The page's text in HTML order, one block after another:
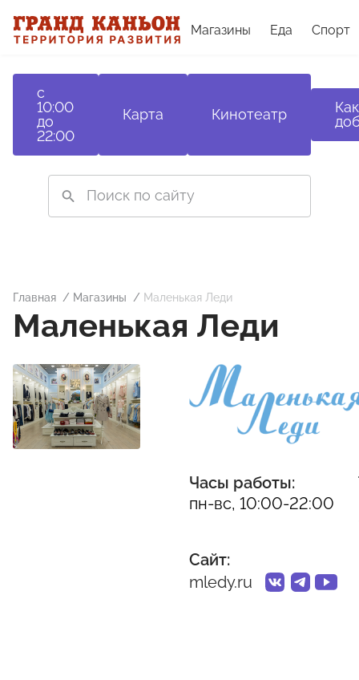
Магазины Еда Спорт
с
10:00
до
22:00
Карта Кинотеатр
Как
Главная Магазины Маленькая Леди
Маленькая Леди
Часы работы:
пн-вс, 10:00-22:00
Сайт:
mledy.ru